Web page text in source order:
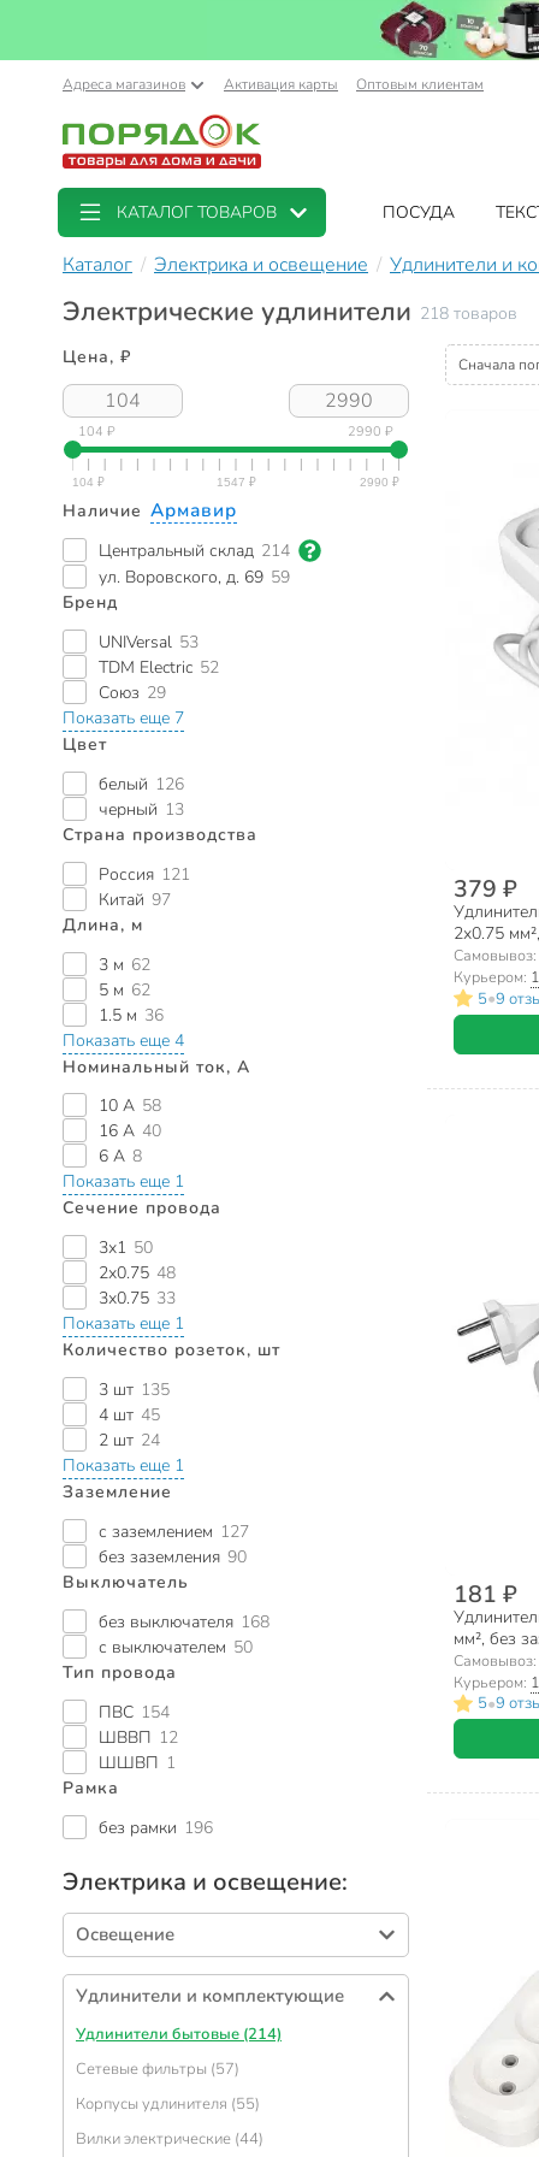
Адреса магазинов Активация карты Оптовым клиентам
КАТАЛОГ ТОВАРОВ ПОСУДА
Каталог Электрика и освещение Удлинители и
Электрические удлинители 218 товаров
Цена, ₽
104 ₽ 2990 ₽
Наличие Армавир
Центральный склад 214
ул. Воровского, д. 69 59
Бренд
UNIVersal 53
TDM Electric 52
Союз 29
Показать еще 7
Цвет
белый 126
черный 13
Страна производства
Россия 121
Китай 97
Длина, м
3 м 62
5 м 62
1.5 м 36
Показать еще 4
Номинальный ток, А
10 А 58
16 А 40
6 А 8
Показать еще 1
Сечение провода
3х1 50
2х0.75 48
3х0.75 33
Показать еще 1
Количество розеток, шт
3 шт 135
4 шт 45
2 шт 24
Показать еще 1
Заземление
с заземлением 127
без заземления 90
Выключатель
без выключателя 168
с выключателем 50
Тип провода
ПВС 154
ШВВП 12
ШШВП 1
Рамка
без рамки 196
Электрика и освещение:
Освещение
Лампы светодиодные (333)
Светильники настенные и потолочные
(199)
Светильники настольные и напольные (88)
Фонари (50)
Светильники встраиваемые (49)
Удлинители и комплектующие
Удлинители бытовые (214)
Сетевые фильтры (57)
Корпусы удлинителя (55)
Вилки электрические (44)
Сначала
379 ₽
2х0.75
766М-03
Самовывоз:
Курьером:
5•9
181 ₽
мм², без
ФАZА,
Самовывоз:
Курьером:
5•9